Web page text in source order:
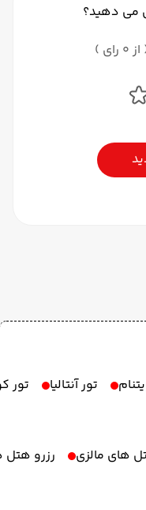
می دهید؟
تور آنتالیا
تور
های مالزی
رزرو هتل